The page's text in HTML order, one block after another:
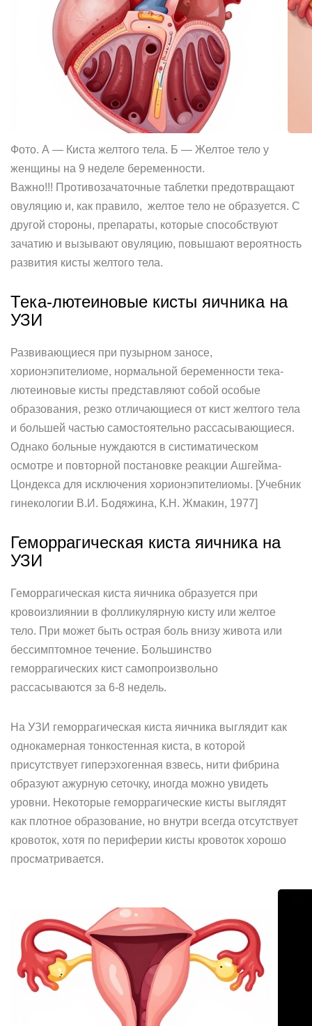
Фото. А — Киста желтого тела. Б — Желтое тело у
женщины на 9 неделе беременности.
Важно!!! Противозачаточные таблетки предотвращают
овуляцию и, как правило, желтое тело не образуется. С
другой стороны, препараты, которые способствуют
зачатию и вызывают овуляцию, повышают вероятность
развития кисты желтого тела.
Тека-лютеиновые кисты яичника на
УЗИ
Развивающиеся при пузырном заносе,
хорионэпителиоме, нормальной беременности тека-
лютеиновые кисты представляют собой особые
образования, резко отличающиеся от кист желтого тела
и большей частью самостоятельно рассасывающиеся.
Однако больные нуждаются в систиматическом
осмотре и повторной постановке реакции Ашгейма-
Цондекса для исключения хорионэпителиомы. [Учебник
гинекологии В.И. Бодяжина, К.Н. Жмакин, 1977]
Геморрагическая киста яичника на
УЗИ
Геморрагическая киста яичника образуется при
кровоизлиянии в фолликулярную кисту или желтое
тело. При может быть острая боль внизу живота или
бессимптомное течение. Большинство
геморрагических кист самопроизвольно
рассасываются за 6-8 недель.
На УЗИ геморрагическая киста яичника выглядит как
однокамерная тонкостенная киста, в которой
присутствует гиперэхогенная взвесь, нити фибрина
образуют ажурную сеточку, иногда можно увидеть
уровни. Некоторые геморрагические кисты выглядят
как плотное образование, но внутри всегда отсутствует
кровоток, хотя по периферии кисты кровоток хорошо
просматривается.